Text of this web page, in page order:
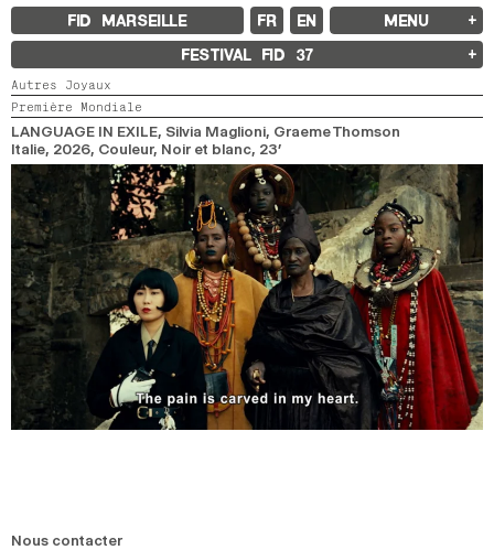
FID MARSEILLE FR EN MENU
À PROPOS
LE FID À L’ANNÉE
ÉDUCATION À L’IMAGE
À L’INTERNATIONAL
LIVRES ET REVUES
LES ENGAGEMENTS
PARTENAIRES FID 37
FESTIVAL FID 37
PALMARÈS
PROGRAMMATION
RÉTROSPECTIVE
FOCUS
JURY ET PRIX
PROS ET PRESSE
TARIFS
CALENDRIER
FID LAB 18
FID CAMPUS 13
FESTIVAL FID 37
Autres Joyaux
Première Mondiale
LANGUAGE IN EXILE, Silvia Maglioni, Graeme Thomson
Italie, 2026, Couleur, Noir et blanc, 23’
Nous contacter